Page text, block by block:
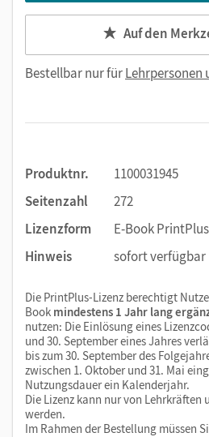
Auf den
Bestellbar nur fürLehrpersonen
Produktnr.
1100031945
Seitenzahl
272
Lizenzform
E-Book
Hinweis
sofort verfügbar
Die PrintPlus-Lizenz berechtigt
Book mindestens 1 Jahr lang
nutzen: Die Einlösung eines
und 30. September eines Jahres
bis zum 30. September des
zwischen 1. Oktober und 31. Mai
Nutzungsdauer ein Kalenderjahr.
Die Lizenz kann nur von Lehrkräften
werden.
Im Rahmen der Bestellung müssen